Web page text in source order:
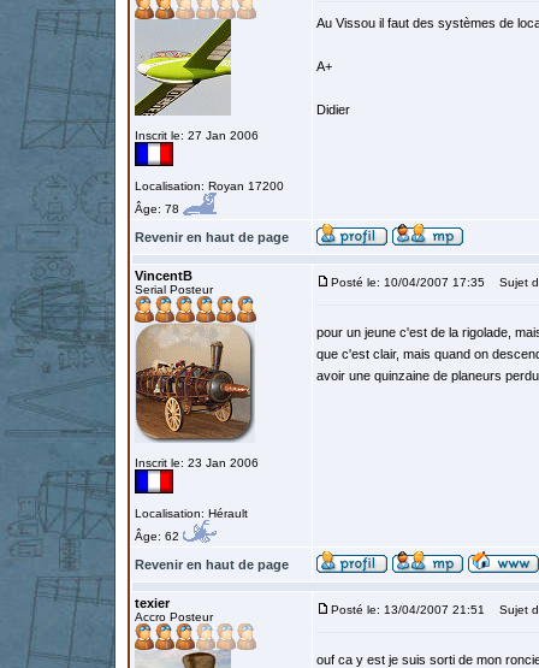
Inscrit le: 27 Jan 2006
Localisation: Royan 17200
Âge: 78
Au Vissou il faut des systèmes de
A+
Didier
Revenir en haut de page
VincentB
Serial Posteur
Inscrit le: 23 Jan 2006
Localisation: Hérault
Âge: 62
Posté le: 10/04/2007 17:35 Sujet
pour un jeune c'est de la rigolade,
que c'est clair, mais quand on
avoir une quinzaine de planeurs
Revenir en haut de page
texier
Accro Posteur
Posté le: 13/04/2007 21:51 Sujet
ouf ca y est je suis sorti de mon